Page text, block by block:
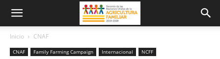
Inicio CNAF
CNAF Family Farming Campaign Internacional NCFF